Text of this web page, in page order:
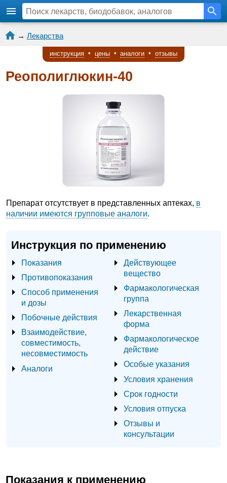
→ Лекарства
инструкция • цены • аналоги • отзывы
Реополиглюкин-40
Препарат отсутствует в представленных аптеках, в
наличии имеются групповые аналоги.
Инструкция по применению
Показания
Противопоказания
Способ применения
и дозы
Побочные действия
Взаимодействие,
совместимость,
несовместимость
Аналоги
Действующее
вещество
Фармакологическая
группа
Лекарственная
форма
Фармакологическое
действие
Особые указания
Условия хранения
Срок годности
Условия отпуска
Отзывы и
консультации
Показания к применению